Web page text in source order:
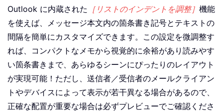
Outlook に内蔵された ［リストのインデントを調整］ 機能
を使えば、メッセージ本文内の箇条書き記号とテキストの
間隔を簡単にカスタマイズできます。この設定を微調整す
れば、コンパクトなメモから視覚的に余裕があり読みやす
い箇条書きまで、あらゆるシーンにぴったりのレイアウト
が実現可能！ただし、送信者／受信者のメールクライアン
トやデバイスによって表示が若干異なる場合があるので、
正確な配置が重要な場合は必ずプレビューでご確認くださ